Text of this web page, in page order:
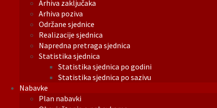
Arhiva zaključaka
Arhiva poziva
Održane sjednice
Realizacije sjednica
Napredna pretraga sjednica
Statistika sjednica
Statistika sjednica po godini
Statistika sjednica po sazivu
Nabavke
Plan nabavki